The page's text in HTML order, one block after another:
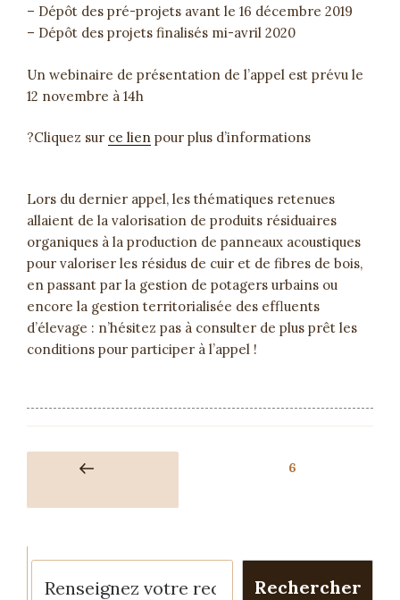
– Dépôt des pré-projets avant le 16 décembre 2019
– Dépôt des projets finalisés mi-avril 2020
Un webinaire de présentation de l’appel est prévu le
12 novembre à 14h
?Cliquez sur ce lien pour plus d’informations
Lors du dernier appel, les thématiques retenues
allaient de la valorisation de produits résiduaires
organiques à la production de panneaux acoustiques
pour valoriser les résidus de cuir et de fibres de bois,
en passant par la gestion de potagers urbains ou
encore la gestion territorialisée des effluents
d’élevage : n’hésitez pas à consulter de plus prêt les
conditions pour participer à l’appel !
6
Rechercher